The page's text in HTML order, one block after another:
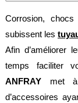
Découpe
de
joint
Spirale
/
Ring
Maintenance
Corrosion,
subissent les
Afin d’améliorer
temps faciliter
ANFRAY met
d’accessoires